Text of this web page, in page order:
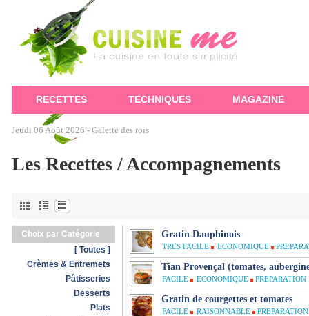
RECETTES TECHNIQUES MAGAZINE
Jeudi 06 Août 2026 - Galette des rois
Les Recettes / Accompagnements
Choix par Catégorie
[ Toutes ]
Crèmes & Entremets
Pâtisseries
Desserts
Plats
Gratin Dauphinois
TRES FACILE ECONOMIQUE
Tian Provençal (tomates,
FACILE ECONOMIQUE PREPARATION
Gratin de courgettes et tomates
FACILE RAISONNABLE